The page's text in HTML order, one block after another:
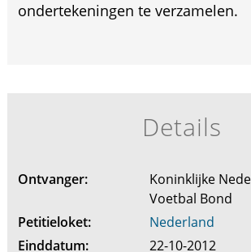
ondertekeningen te verzamelen.
Details
Ontvanger:
Koninklijke
Voetbal Bond
Petitieloket:
Nederland
Einddatum:
22-10-2012